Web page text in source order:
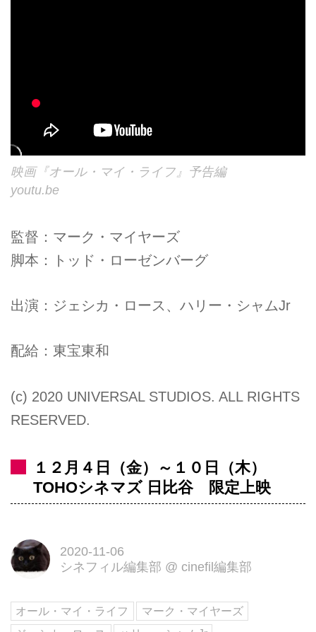
映画『オール・マイ・ライフ』予告編
youtu.be
監督：マーク・マイヤーズ
脚本：トッド・ローゼンバーグ
出演：ジェシカ・ロース、ハリー・シャムJr
配給：東宝東和
(c) 2020 UNIVERSAL STUDIOS. ALL RIGHTS
RESERVED.
１２月４日（金）～１０日（木）
TOHOシネマズ 日比谷 限定上映
2020-11-06
シネフィル編集部 @ cinefil編集部
オール・マイ・ライフ
マーク・マイヤーズ